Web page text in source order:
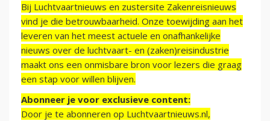
Bij Luchtvaartnieuws en zustersite Zakenreisnieuws
vind je die betrouwbaarheid. Onze toewijding aan het
leveren van het meest actuele en onafhankelijke
nieuws over de luchtvaart- en (zaken)reisindustrie
maakt ons een onmisbare bron voor lezers die graag
een stap voor willen blijven.
Abonneer je voor exclusieve content:
Door je te abonneren op Luchtvaartnieuws.nl,